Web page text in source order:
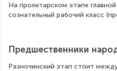
На пролетарском этапе
сознательный рабочий класс
Предшественники
Разночинский этап стоит